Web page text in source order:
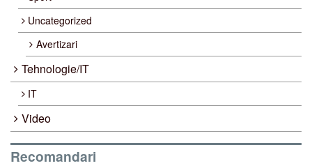
Uncategorized
Avertizari
Tehnologie/IT
IT
Video
Recomandari